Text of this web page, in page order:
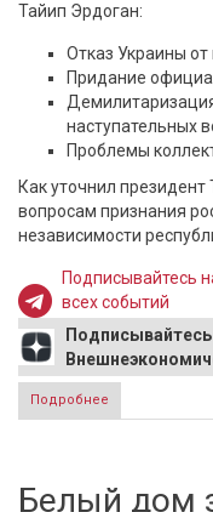
Тайип Эрдоган:
Отказ Украины от
Придание
наступательных
Проблемы
Как уточнил президент
вопросам признания
независимости
Подписывайтесь
всех событий
Подписывайтесь
Подробнее
Белый дом